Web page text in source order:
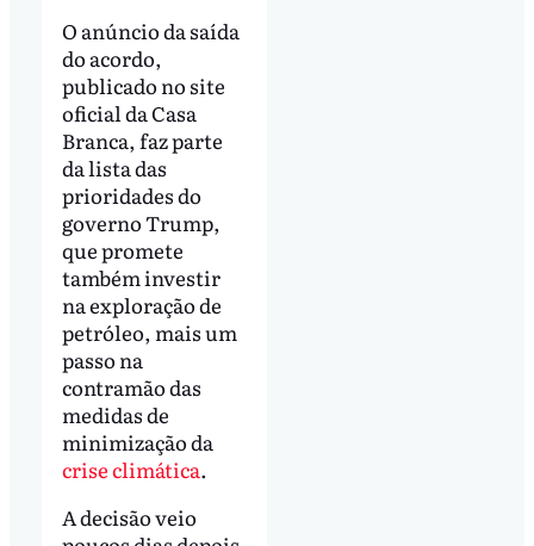
O anúncio da saída
do acordo,
publicado no site
oficial da Casa
Branca, faz parte
da lista das
prioridades do
governo Trump,
que promete
também investir
na exploração de
petróleo, mais um
passo na
contramão das
medidas de
minimização da
crise climática.
A decisão veio